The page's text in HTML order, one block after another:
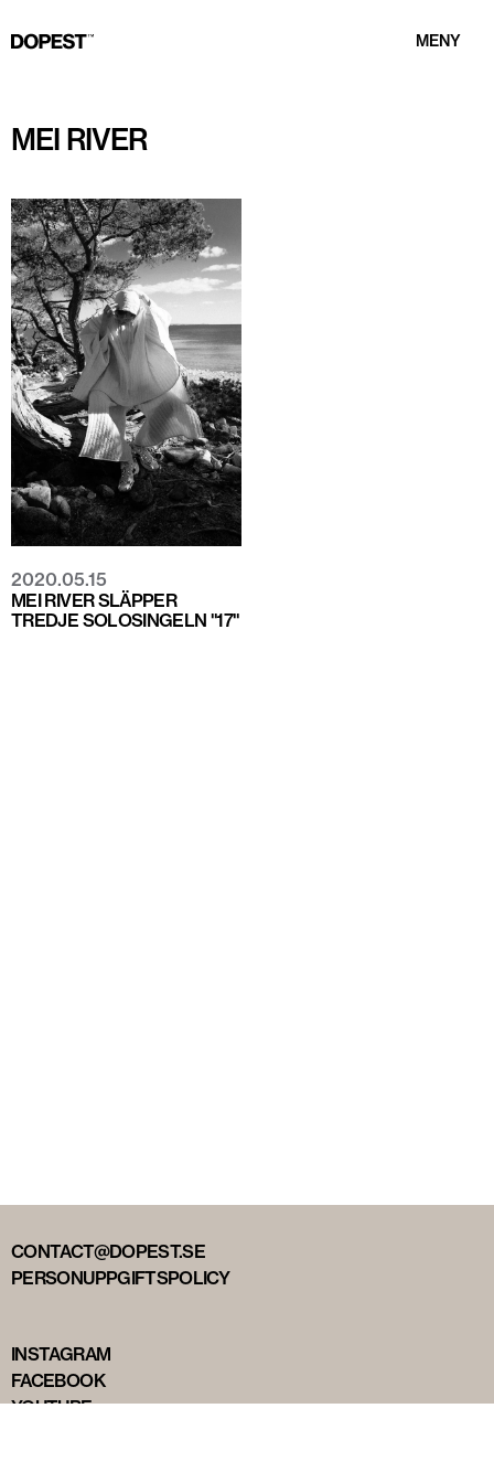
MENY
MEI RIVER
2020.05.15
MEI RIVER SLÄPPER
TREDJE SOLOSINGELN "17"
CONTACT@DOPEST.SE
PERSONUPPGIFTSPOLICY
INSTAGRAM
FACEBOOK
YOUTUBE